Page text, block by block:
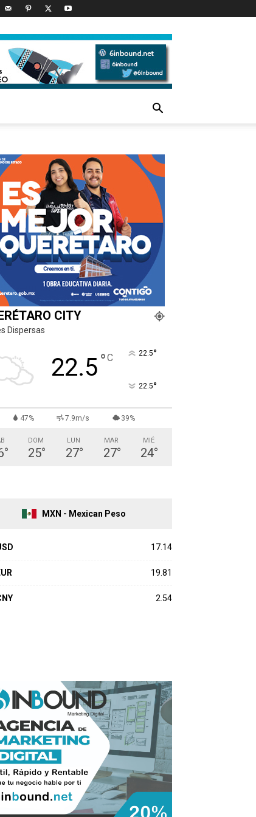
CITY
Dispersas
22.5°C 22.5°
22.5°
47% 7.9m/s 39%
°
DOM
25°
LUN
27°
MAR
27°
MIÉ
24°
MXN - Mexican Peso
17.14
19.81
2.54